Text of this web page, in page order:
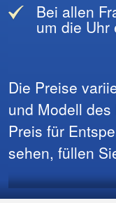
Bei allen
um die Uhr
Die Preise
und Modell
Preis für
sehen, füllen